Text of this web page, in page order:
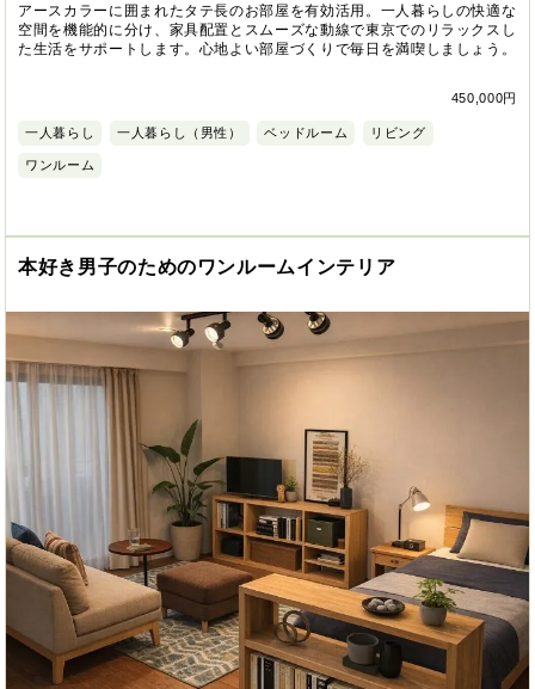
アースカラーに囲まれたタテ長のお部屋を有効活用。一人暮らしの快適な
空間を機能的に分け、家具配置とスムーズな動線で東京でのリラックスし
た生活をサポートします。心地よい部屋づくりで毎日を満喫しましょう。
450,000円
一人暮らし 一人暮らし（男性） ベッドルーム リビング
ワンルーム
本好き男子のためのワンルームインテリア